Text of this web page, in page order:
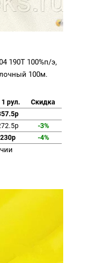
190Т 100%п/э,
100м.
рул.
Скидка
-3%
-4%